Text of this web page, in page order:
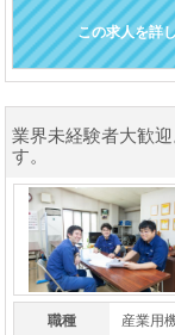
この求人を詳
業界未経験者大歓
す。
職種 産業用